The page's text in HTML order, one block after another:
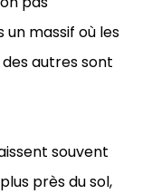
massif où les
autres sont
souvent
près du sol,